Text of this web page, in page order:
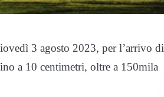
3 agosto 2023, per l’arrivo di
a 10 centimetri, oltre a 150mila